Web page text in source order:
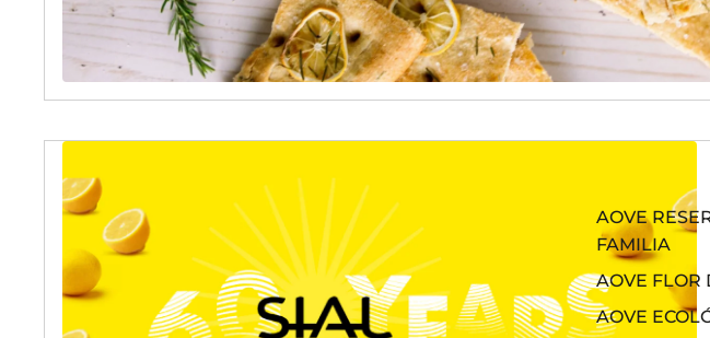
AOVE
FAMILIA
AOVE FLOR
AOVE